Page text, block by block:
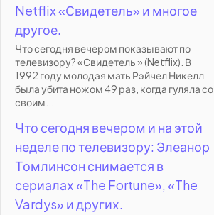
Netflix «Свидетель» и многое
другое.
Что сегодня вечером показывают по
телевизору? «Свидетель » (Netflix). В
1992 году молодая мать Рэйчел Никелл
была убита ножом 49 раз, когда гуляла со
своим...
Что сегодня вечером и на этой
неделе по телевизору: Элеанор
Томлинсон снимается в
сериалах «The Fortune», «The
Vardys» и других.